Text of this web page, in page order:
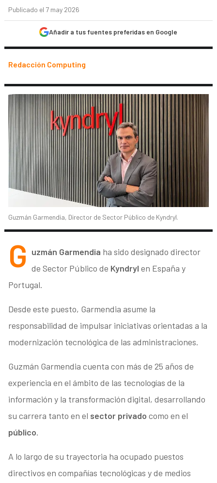
Publicado el 7 may 2026
Añadir a tus fuentes preferidas en Google
Redacción Computing
Guzmán Garmendia, Director de Sector Público de Kyndryl.
G uzmán Garmendia ha sido designado director
de Sector Público de Kyndrylen España y
Portugal.
Desde este puesto, Garmendia asume la
responsabilidad de impulsar iniciativas orientadas a la
modernización tecnológica de las administraciones.
Guzmán Garmendia cuenta con más de 25 años de
experiencia en el ámbito de las tecnologías de la
información y la transformación digital, desarrollando
su carrera tanto en el sector privado como en el
público.
A lo largo de su trayectoria ha ocupado puestos
directivos en compañías tecnológicas y de medios